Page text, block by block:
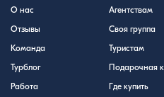
О нас
Отзывы
Команда
Турблог
Работа
Агентствам
Своя группа
Туристам
Подарочная
Где купить